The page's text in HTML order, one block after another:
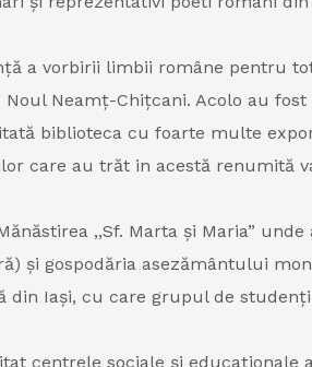
a vorbirii limbii române pentru
Neamț-Chițcani. Acolo au
biblioteca cu foarte multe
care au trăt in acestă renumită
,,Sf. Marta și Maria”
și gospodăria asezământului
din Iași, cu care grupul de
centrele sociale și educaționale